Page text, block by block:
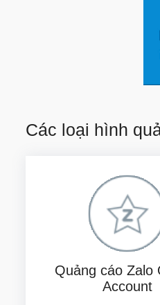
Các loại hình
Quảng cáo Zalo
Account